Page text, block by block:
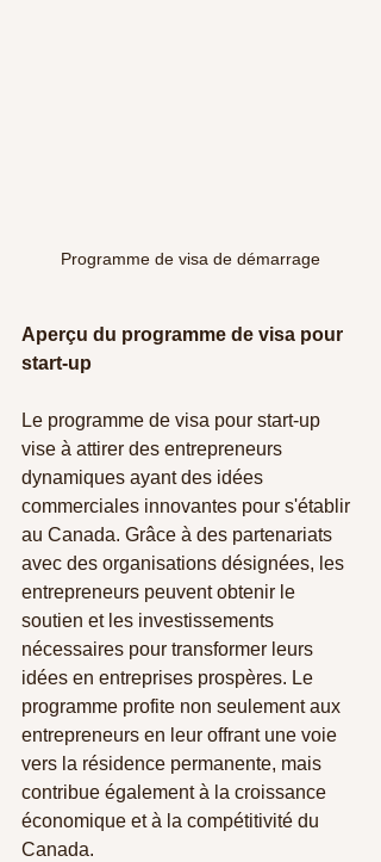
Programme de visa de démarrage
Aperçu du programme de visa pour
start-up
Le programme de visa pour start-up
vise à attirer des entrepreneurs
dynamiques ayant des idées
commerciales innovantes pour s'établir
au Canada. Grâce à des partenariats
avec des organisations désignées, les
entrepreneurs peuvent obtenir le
soutien et les investissements
nécessaires pour transformer leurs
idées en entreprises prospères. Le
programme profite non seulement aux
entrepreneurs en leur offrant une voie
vers la résidence permanente, mais
contribue également à la croissance
économique et à la compétitivité du
Canada.